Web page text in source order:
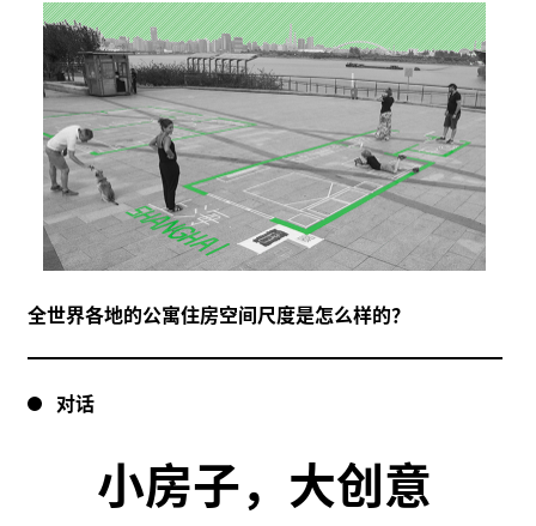
全世界各地的公寓住房空间尺度是怎么样的？
对话
小房子，大创意